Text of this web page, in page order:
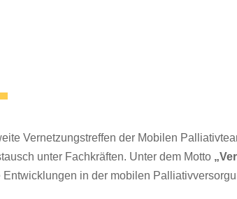
Vernetzungstreffen der Mobilen
unter Fachkräften. Unter dem Motto
Entwicklungen in der mobilen